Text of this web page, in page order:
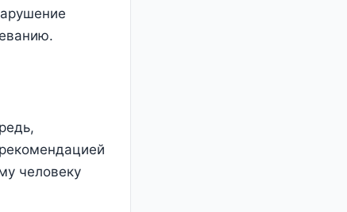
человеку